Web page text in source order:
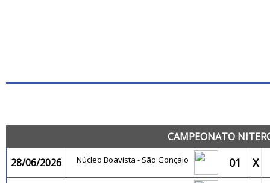
CAMPEONATO
28/06/2026
Núcleo Boavista - São Gonçalo 01 X